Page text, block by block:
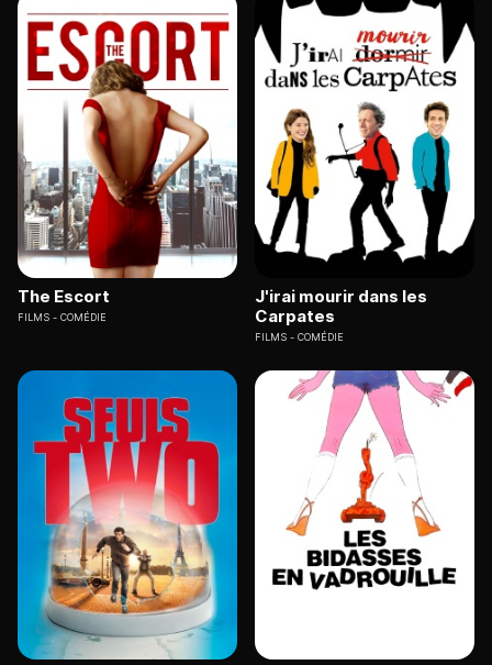
The Escort
FILMS COMÉDIE
J'irai mourir dans les
Carpates
FILMS COMÉDIE